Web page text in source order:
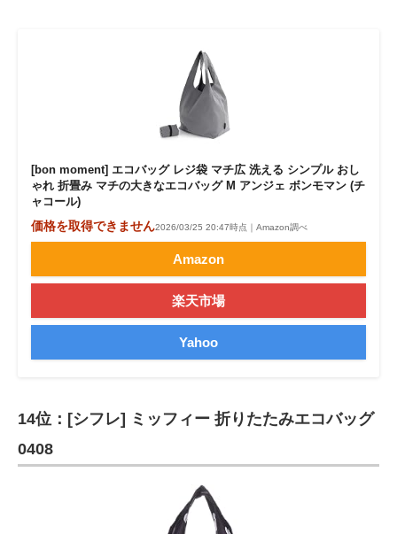
[bon moment] エコバッグ レジ袋 マチ広 洗える シンプル おし
ゃれ 折畳み マチの大きなエコバッグ M アンジェ ボンモマン (チ
ャコール)
価格を取得できません2026/03/25 20:47時点｜Amazon調べ
Amazon
楽天市場
Yahoo
14位：[シフレ] ミッフィー 折りたたみエコバッグ
0408